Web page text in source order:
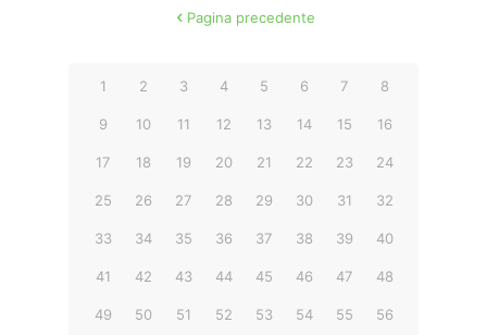
Pagina precedente
1 2 3 4 5 6 7 8
9 10 11 12 13 14 15 16
17 18 19 20 21 22 23 24
25 26 27 28 29 30 31 32
33 34 35 36 37 38 39 40
41 42 43 44 45 46 47 48
49 50 51 52 53 54 55 56